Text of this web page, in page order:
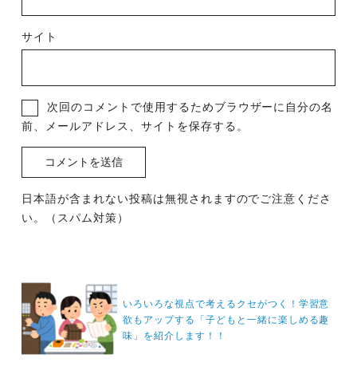
サイト
次回のコメントで使用するためブラウザーに自分の名
前、メールアドレス、サイトを保存する。
日本語が含まれない投稿は無視されますのでご注意くださ
い。（スパム対策）
ナ
ビ
いろいろな視点で考えるクセがつく！学習意
欲もアップする「子どもと一緒に楽しめる趣
味」を紹介します！！